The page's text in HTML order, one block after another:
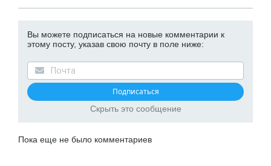
Вы можете подписаться на новые комментарии к
этому посту, указав свою почту в поле ниже:
Скрыть это сообщение
Пока еще не было комментариев